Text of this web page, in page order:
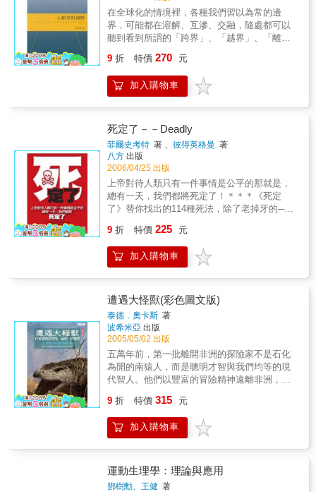
是學習過生活。此外，人類還了解許多不同的
生活習慣、社會組織、環境等…… 為什麼
我們是人類？為什麼我們會成為現在的我們？
這樣的疑問，是否曾經出現在你我的心
底？ 本書分成三個章節，透過簡單生動的
三場爭奪戰，包括屬地之爭、想像之爭和權力
之爭。書中描述了人類如何擺脫環境的控制，
並如何將它征服、超越、改變，最後變成人類
假如我們現在仍然活在史前時代，又會是什麼
樣的情景呢？全書淺顯易懂，作者將史前人類
的發展，做了最動人的詮釋。
在全球化的情境裡，各種我們習以為常的邊
界，可能都在溶解、互滲、交融，隨處都可以
聽到看到所謂的「跨界」、「越界」、「離
Bauman甚至形容這個新世界是流動的。 一個
流動的世界，在後現代主義的解構下，又怎麼
能積極而正面地凝視、怎麼觀看、怎麼理解？
域研究等的對話，在本書中呈現他對於人類學
前景的思考，人類學需要怎樣的視野？ 本書另
一個沉思的對象是台灣；新世代文化創造力的
社會根源，以及台灣史的「圖像」，藉之我們
可以為各種分歧並列的文化景象「定位」。這
種宏觀的視野及尖銳的提問，毋寧是當下台灣
諸多人文社會科學最為迫切需要的一種前瞻性
的自省。 因為：你看得到，你就有可能做到。
9 折 特價 270 元
加入購物車
死定了－－Deadly
菲爾史考特 著 、彼得英格曼 著
八方 出版
2006/04/25 出版
上帝對待人類只有一件事情是公平的那就是，
總有一天，我們都將死定了！＊＊＊《死定
了》替你找出的114種死法，除了老掉牙的──
自動販賣機吃了你的錢，千萬別動粗，不少人
因此被壓死l有尿快放，每年有21個埃及人憋尿
憋死l打手槍，每年造成美國1000人死亡，其中
過一億一千萬顆地雷l希特勒、毛澤東不算什
麼，一個西班牙人帶個天花到南美洲，就死了
九千萬人l最危險致命的地方：你家！本書就像
是大腦專用的垃圾食物，請及時行樂，盡情享
用，畢竟總有一天，我們全都死定了。
9 折 特價 225 元
加入購物車
遭遇大怪獸(彩色圖文版)
泰德．奧卡斯 著
波希米亞 出版
2005/05/02 出版
五萬年前，第一批離開非洲的探險家不是石化
為開的南猿人，而是聰明才智與我們均等的現
代智人。他們以豐富的冒險精神遠離非洲，通
平洋諸島及紐西蘭，他們探索了整個地球。他
們見到了一個前所未見的世界，由「怪獸」所
統治的世界。 本書詳述史前人類遠離非洲，探
爭奪彼此的生存空間？本書透過科學證據的佐
證，以全球視野觀點描述編撰而成。
9 折 特價 315 元
加入購物車
運動生理學：理論與應用
鄧樹勳、王健 著